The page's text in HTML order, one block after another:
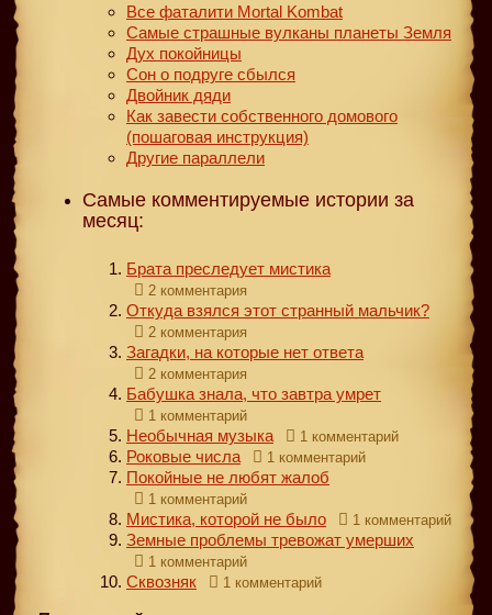
Все фаталити Mortal Kombat
Самые страшные вулканы планеты Земля
Дух покойницы
Сон о подруге сбылся
Двойник дяди
Как завести собственного домового
(пошаговая инструкция)
Другие параллели
Самые комментируемые истории за
месяц:
Брата преследует мистика
2 комментария
Откуда взялся этот странный мальчик?
2 комментария
Загадки, на которые нет ответа
2 комментария
Бабушка знала, что завтра умрет
1 комментарий
Необычная музыка 1 комментарий
Роковые числа 1 комментарий
Покойные не любят жалоб
1 комментарий
Мистика, которой не было 1 комментарий
Земные проблемы тревожат умерших
1 комментарий
Сквозняк 1 комментарий